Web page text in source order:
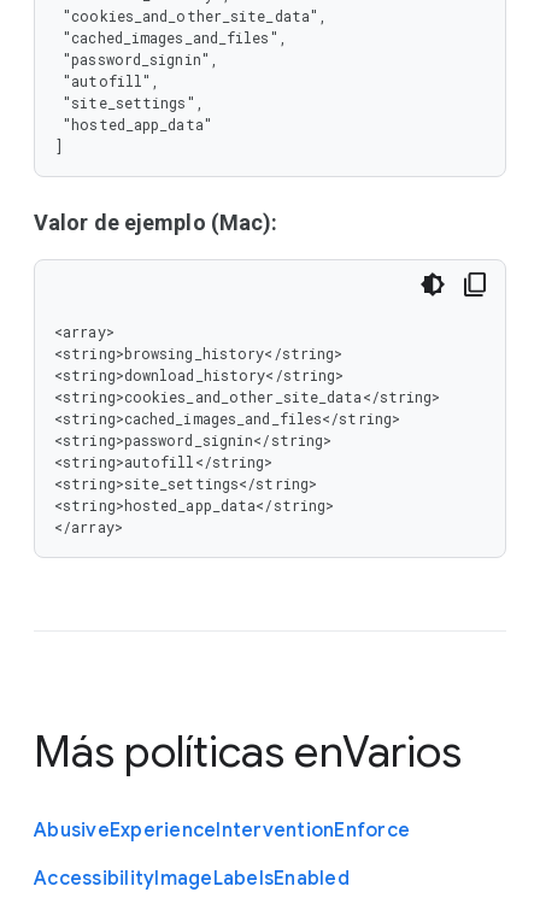
]
Valor de ejemplo (Mac):
<array>
<string>browsing_history</string>
<string>download_history</string>
<string>cookies_and_other_site_data</string>
<string>cached_images_and_files</string>
<string>password_signin</string>
<string>autofill</string>
<string>site_settings</string>
<string>hosted_app_data</string>
</array>
Más políticas enVarios
AbusiveExperienceInterventionEnforce
AccessibilityImageLabelsEnabled